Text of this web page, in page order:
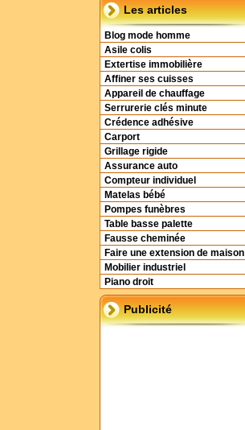
Les articles
Blog mode homme
Asile colis
Extertise immobilière
Affiner ses cuisses
Appareil de chauffage
Serrurerie clés minute
Crédence adhésive
Carport
Grillage rigide
Assurance auto
Compteur individuel
Matelas bébé
Pompes funèbres
Table basse palette
Fausse cheminée
Faire une extension de maison
Mobilier industriel
Piano droit
Publicité